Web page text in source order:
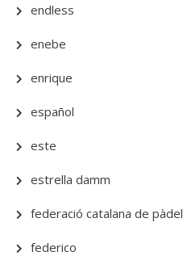
endless
enebe
enrique
español
este
estrella damm
federació catalana de pàdel
federico